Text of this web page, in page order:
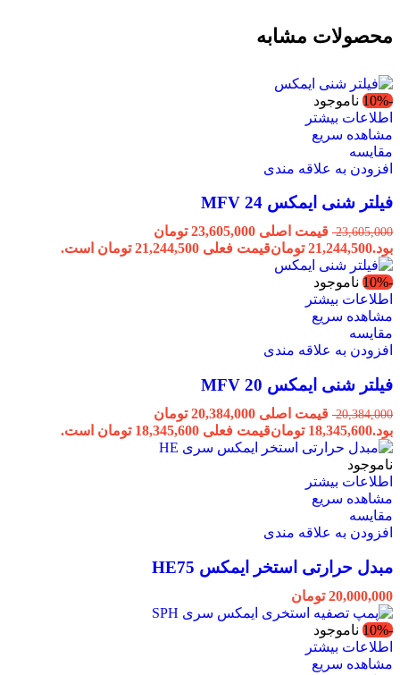
محصولات مشابه
-10%
ناموجود
اطلاعات بیشتر
مشاهده سریع
مقایسه
افزودن به علاقه مندی
فیلتر شنی ایمکس MFV 24
23,605,000
قیمت اصلی 23,605,000 تومان
بود.21,244,500 تومانقیمت فعلی 21,244,500 تومان است.
-10%
ناموجود
اطلاعات بیشتر
مشاهده سریع
مقایسه
افزودن به علاقه مندی
فیلتر شنی ایمکس MFV 20
20,384,000
قیمت اصلی 20,384,000 تومان
بود.18,345,600 تومانقیمت فعلی 18,345,600 تومان است.
ناموجود
اطلاعات بیشتر
مشاهده سریع
مقایسه
افزودن به علاقه مندی
مبدل حرارتی استخر ایمکس HE75
20,000,000 تومان
-10%
ناموجود
اطلاعات بیشتر
مشاهده سریع